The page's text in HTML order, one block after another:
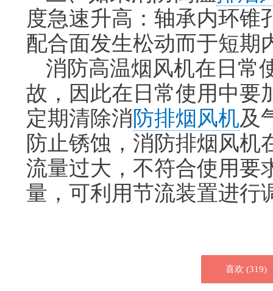
度急速升高：轴承内环锥
配合面发生松动而于短期
消防高温烟风机在日常
故，因此在日常使用中要
定期清除消 防排烟风机及
防止锈蚀，消防排烟风机
流量过大，不符合使用要
量，可利用节流装置进行
喜欢 (319)